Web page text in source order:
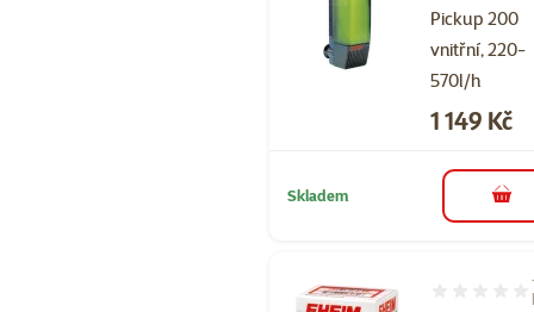
Pickup 200
vnitřní, 220-
570l/h
Cena
1 149 Kč
Skladem do
Hodnocení